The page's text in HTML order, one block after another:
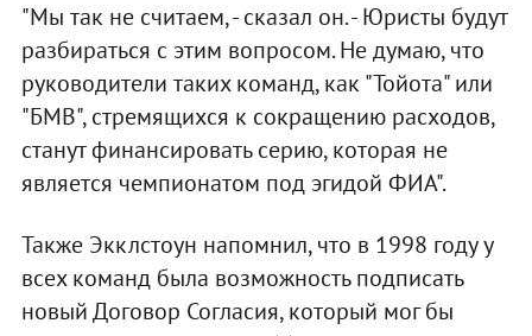
"Мы так не считаем, - сказал он. - Юристы будут
разбираться с этим вопросом. Не думаю, что
руководители таких команд, как "Тойота" или
"БМВ", стремящихся к сокращению расходов,
станут финансировать серию, которая не
является чемпионатом под эгидой ФИА".
Также Экклстоун напомнил, что в 1998 году у
всех команд была возможность подписать
новый Договор Согласия, который мог бы